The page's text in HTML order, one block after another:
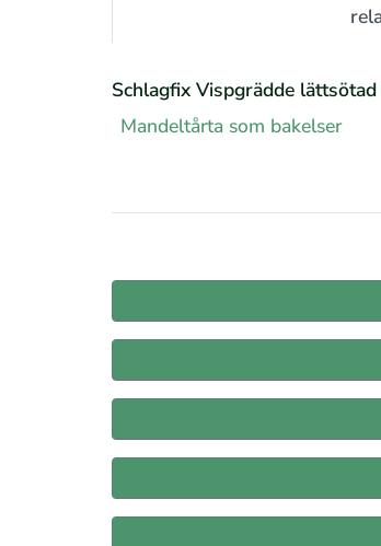
Schlagfix Vispgrädde
Mandeltårta som bakelser